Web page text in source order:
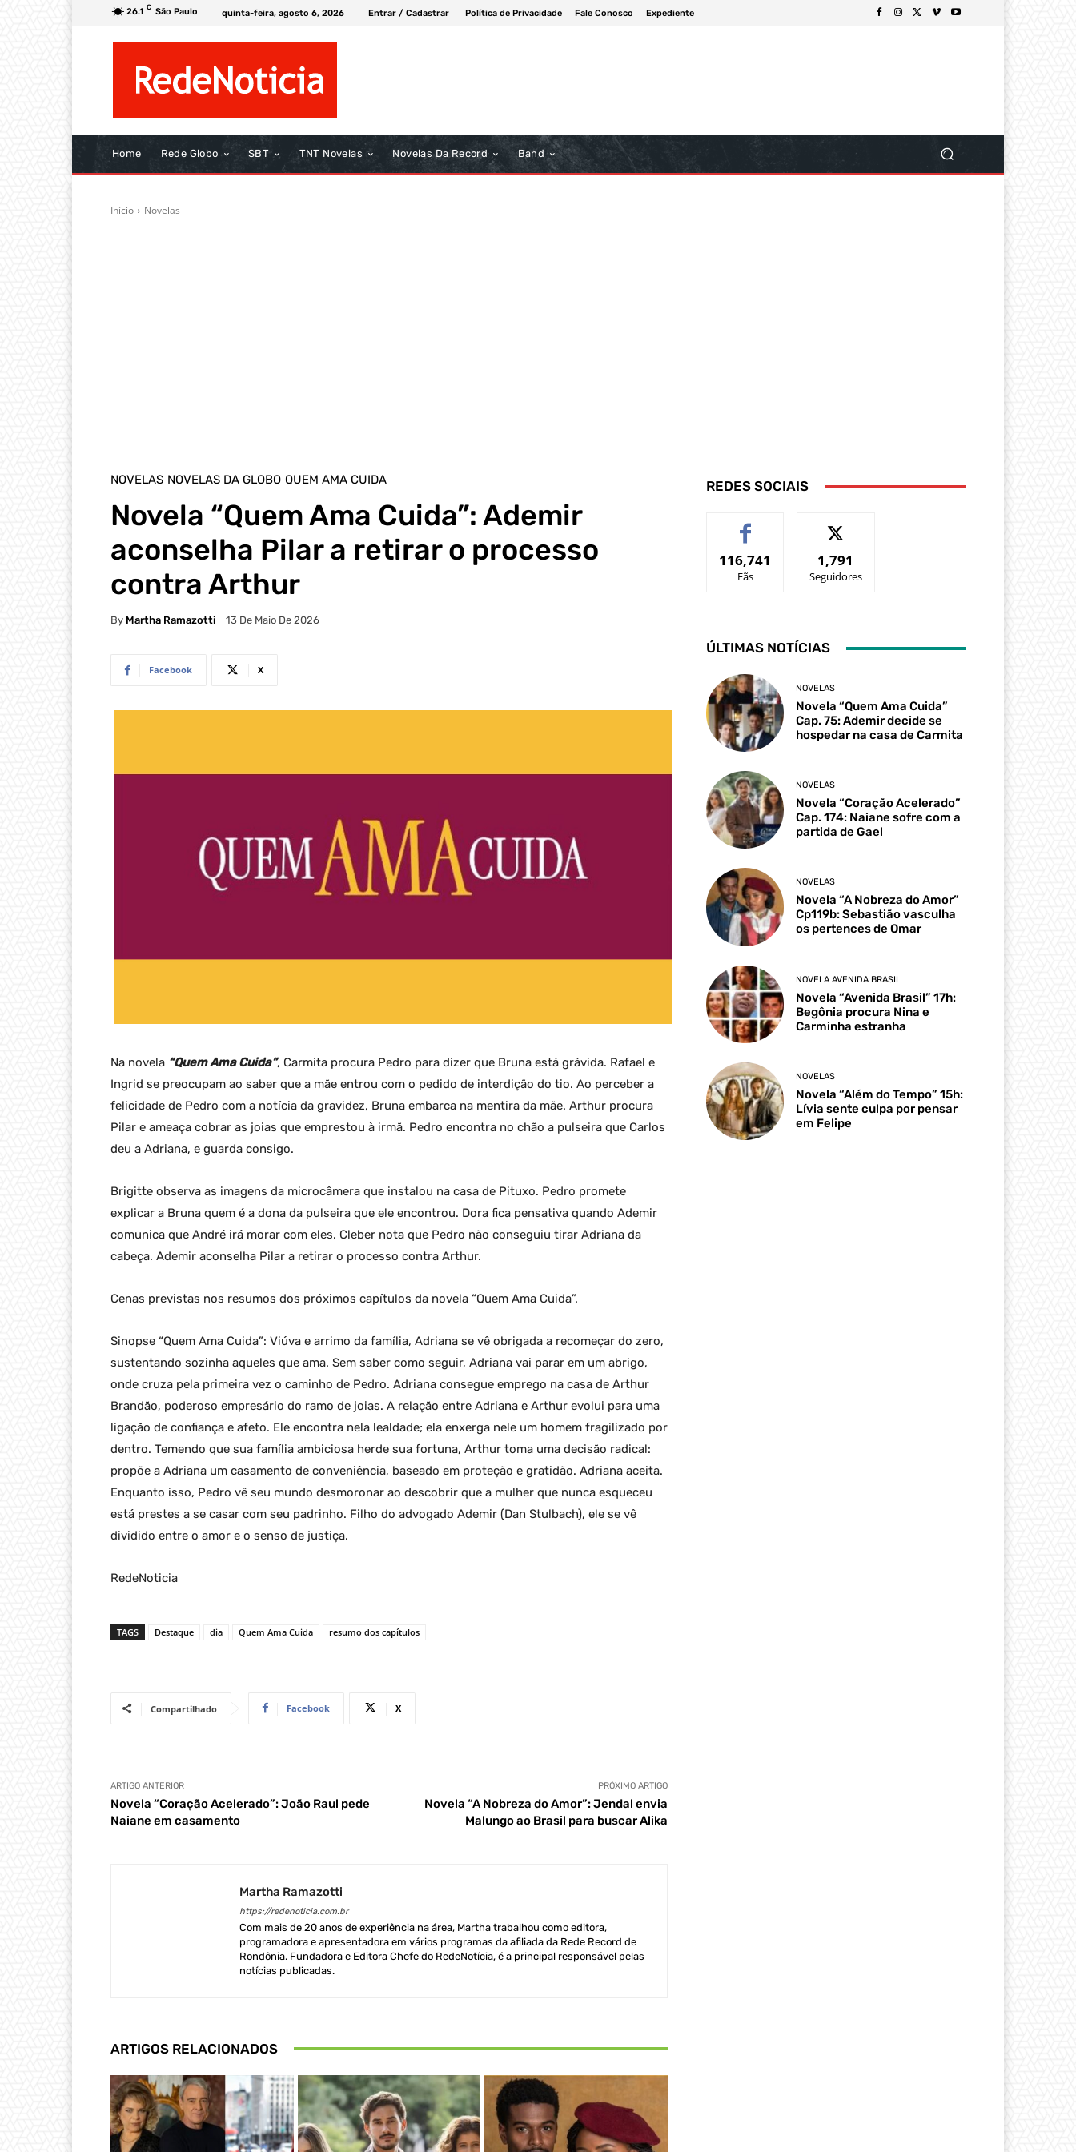
26.1 C São Paulo quinta-feira, agosto 6, 2026 Entrar / Cadastrar Política de Privacidade Fale Conosco Expediente
Home Rede Globo SBT TNT Novelas Novelas Da Record Band
Início Novelas
NOVELAS NOVELAS DA GLOBO QUEM AMA CUIDA
Novela “Quem Ama Cuida”: Ademir
aconselha Pilar a retirar o processo
contra Arthur
By Martha Ramazotti 13 De Maio De 2026
Facebook X
Na novela “Quem Ama Cuida”, Carmita procura Pedro para dizer que Bruna está grávida. Rafael e
Ingrid se preocupam ao saber que a mãe entrou com o pedido de interdição do tio. Ao perceber a
felicidade de Pedro com a notícia da gravidez, Bruna embarca na mentira da mãe. Arthur procura
Pilar e ameaça cobrar as joias que emprestou à irmã. Pedro encontra no chão a pulseira que Carlos
deu a Adriana, e guarda consigo.
Brigitte observa as imagens da microcâmera que instalou na casa de Pituxo. Pedro promete
explicar a Bruna quem é a dona da pulseira que ele encontrou. Dora fica pensativa quando Ademir
comunica que André irá morar com eles. Cleber nota que Pedro não conseguiu tirar Adriana da
cabeça. Ademir aconselha Pilar a retirar o processo contra Arthur.
Cenas previstas nos resumos dos próximos capítulos da novela “Quem Ama Cuida”.
Sinopse “Quem Ama Cuida”: Viúva e arrimo da família, Adriana se vê obrigada a recomeçar do zero,
sustentando sozinha aqueles que ama. Sem saber como seguir, Adriana vai parar em um abrigo,
onde cruza pela primeira vez o caminho de Pedro. Adriana consegue emprego na casa de Arthur
Brandão, poderoso empresário do ramo de joias. A relação entre Adriana e Arthur evolui para uma
ligação de confiança e afeto. Ele encontra nela lealdade; ela enxerga nele um homem fragilizado por
dentro. Temendo que sua família ambiciosa herde sua fortuna, Arthur toma uma decisão radical:
propõe a Adriana um casamento de conveniência, baseado em proteção e gratidão. Adriana aceita.
Enquanto isso, Pedro vê seu mundo desmoronar ao descobrir que a mulher que nunca esqueceu
está prestes a se casar com seu padrinho. Filho do advogado Ademir (Dan Stulbach), ele se vê
dividido entre o amor e o senso de justiça.
RedeNoticia
TAGS Destaque dia Quem Ama Cuida resumo dos capítulos
Compartilhado Facebook X
ARTIGO ANTERIOR
Novela “Coração Acelerado”: João Raul pede
Naiane em casamento
PRÓXIMO ARTIGO
Novela “A Nobreza do Amor”: Jendal envia
Malungo ao Brasil para buscar Alika
Martha Ramazotti
https://redenoticia.com.br
Com mais de 20 anos de experiência na área, Martha trabalhou como editora,
programadora e apresentadora em vários programas da afiliada da Rede Record de
Rondônia. Fundadora e Editora Chefe do RedeNotícia, é a principal responsável pelas
notícias publicadas.
ARTIGOS RELACIONADOS
REDES SOCIAIS
116,741
Fãs
1,791
Seguidores
ÚLTIMAS NOTÍCIAS
NOVELAS
Novela “Quem Ama Cuida”
Cap. 75: Ademir decide se
hospedar na casa de Carmita
NOVELAS
Novela “Coração Acelerado”
Cap. 174: Naiane sofre com a
partida de Gael
NOVELAS
Novela “A Nobreza do Amor”
Cp119b: Sebastião vasculha
os pertences de Omar
NOVELA AVENIDA BRASIL
Novela “Avenida Brasil” 17h:
Begônia procura Nina e
Carminha estranha
NOVELAS
Novela “Além do Tempo” 15h:
Lívia sente culpa por pensar
em Felipe